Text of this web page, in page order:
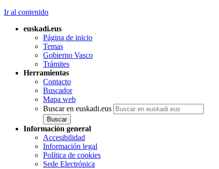
Ir al contenido
euskadi.eus
Página de inicio
Temas
Gobierno Vasco
Trámites
Herramientas
Contacto
Buscador
Mapa web
Buscar en euskadi.eus
Información general
Accesibilidad
Información legal
Política de cookies
Sede Electrónica